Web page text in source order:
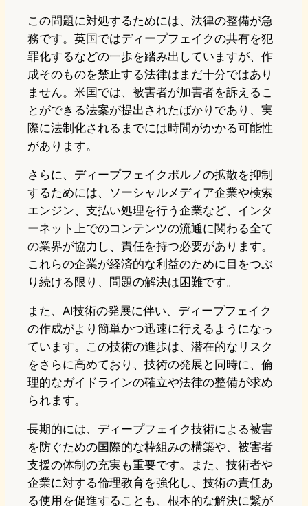
この問題に対処するためには、法律の整備が急
務です。英国ではディープフェイクの共有を犯
罪化するなどの一歩を踏み出していますが、作
成そのものを禁止する法律はまだ十分ではあり
ません。米国では、被害者が加害者を訴えるこ
とができる法案が提出されたばかりであり、実
際に法制化されるまでには時間がかかる可能性
があります。
さらに、ディープフェイクポルノの拡散を抑制
するためには、ソーシャルメディア企業や検索
エンジン、支払い処理を行う企業など、インタ
ーネット上でのコンテンツの流通に関わる全て
の業界が協力し、責任を持つ必要があります。
これらの企業が経済的な利益のために目をつぶ
り続ける限り、問題の解決は困難です。
また、AI技術の発展に伴い、ディープフェイク
の作成がより簡単かつ迅速に行えるようになっ
ています。この技術の進歩は、潜在的なリスク
をさらに高めており、技術の発展と同時に、倫
理的なガイドラインの確立や法律の整備が求め
られます。
長期的には、ディープフェイク技術による被害
を防ぐための国際的な枠組みの構築や、被害者
支援の体制の充実も重要です。また、技術者や
企業に対する倫理教育を強化し、技術の責任あ
る使用を促進することも、根本的な解決に繋が